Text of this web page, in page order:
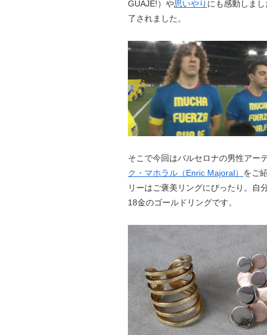
GUAJE!）や思いやり にも感動しま
了されました。
そこで今回はバルセロナの男性アー
ク・マホラル（Enric Majoral） をご
リーはご褒美リングにぴったり。自
18金のゴールドリングです。